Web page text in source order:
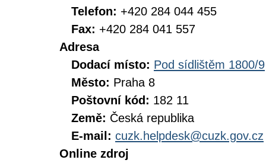
Telefon: +420 284 044 455
Fax: +420 284 041 557
Adresa
Dodací místo: Pod sídlištěm 1800/9
Město: Praha 8
Poštovní kód: 182 11
Země: Česká republika
E-mail: cuzk.helpdesk@cuzk.gov.cz
Online zdroj